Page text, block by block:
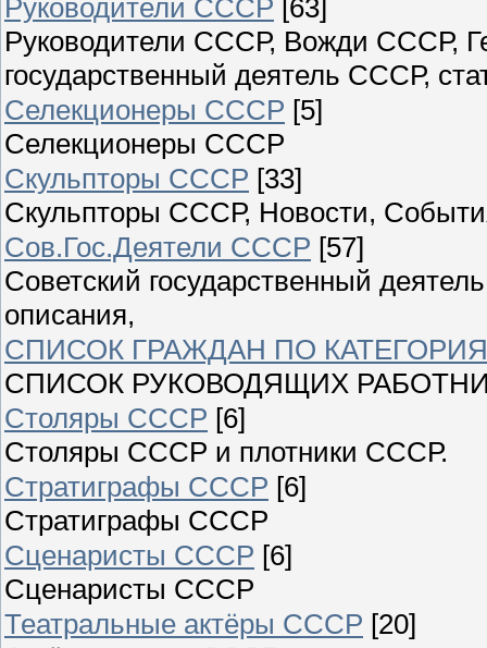
Руководители СССР [63]
Руководители СССР, Вожди СССР,
государственный деятель СССР,
Селекционеры СССР [5]
Селекционеры СССР
Скульпторы СССР [33]
Скульпторы СССР, Новости,
Сов.Гос.Деятели СССР [57]
Советский государственный
описания,
СПИСОК ГРАЖДАН ПО
СПИСОК РУКОВОДЯЩИХ
Столяры СССР [6]
Столяры СССР и плотники СССР.
Стратиграфы СССР [6]
Стратиграфы СССР
Сценаристы СССР [6]
Сценаристы СССР
Театральные актёры СССР [20]